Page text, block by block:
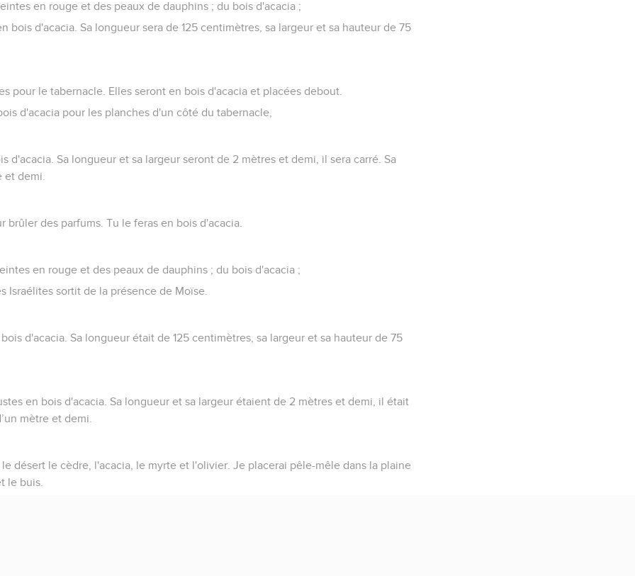
en rouge et des peaux de dauphins ; du bois d'acacia ;
bois d'acacia. Sa longueur sera de 125 centimètres, sa largeur et sa hauteur de 75
pour le tabernacle. Elles seront en bois d'acacia et placées debout.
d'acacia pour les planches d'un côté du tabernacle,
d'acacia. Sa longueur et sa largeur seront de 2 mètres et demi, il sera carré. Sa
et demi.
brûler des parfums. Tu le feras en bois d'acacia.
en rouge et des peaux de dauphins ; du bois d'acacia ;
Israélites sortit de la présence de Moïse.
d'acacia. Sa longueur était de 125 centimètres, sa largeur et sa hauteur de 75
en bois d'acacia. Sa longueur et sa largeur étaient de 2 mètres et demi, il était
mètre et demi.
désert le cèdre, l'acacia, le myrte et l'olivier. Je placerai pêle-mêle dans la plaine
le buis.